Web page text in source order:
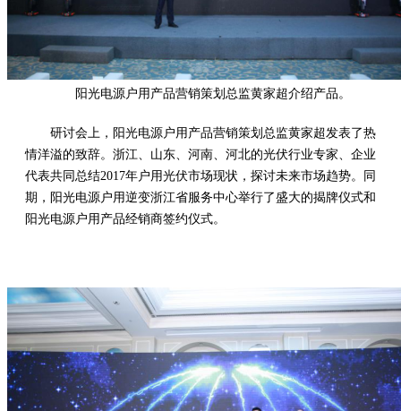
阳光电源户用产品营销策划总监黄家超介绍产品。
研讨会上，阳光电源户用产品营销策划总监黄家超发表了热
情洋溢的致辞。浙江、山东、河南、河北的光伏行业专家、企业
代表共同总结2017年户用光伏市场现状，探讨未来市场趋势。同
期，阳光电源户用逆变浙江省服务中心举行了盛大的揭牌仪式和
阳光电源户用产品经销商签约仪式。